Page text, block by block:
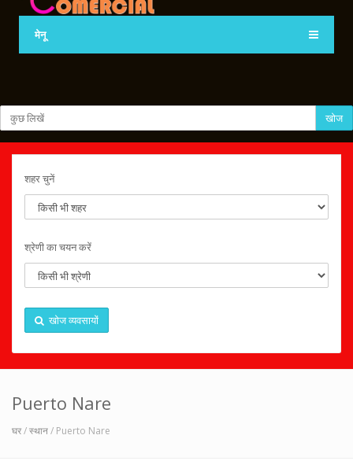
मेनू
खोज
शहर चुनें
श्रेणी का चयन करें
खोज व्यवसायों
Puerto Nare
घर/स्थान/ Puerto Nare